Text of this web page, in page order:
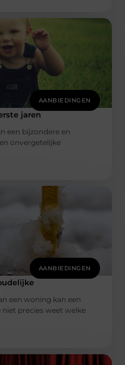
AANBIEDINGEN
jaren
een bijzondere en
onvergetelijke
AANBIEDINGEN
een woning kan een
niet precies weet welke